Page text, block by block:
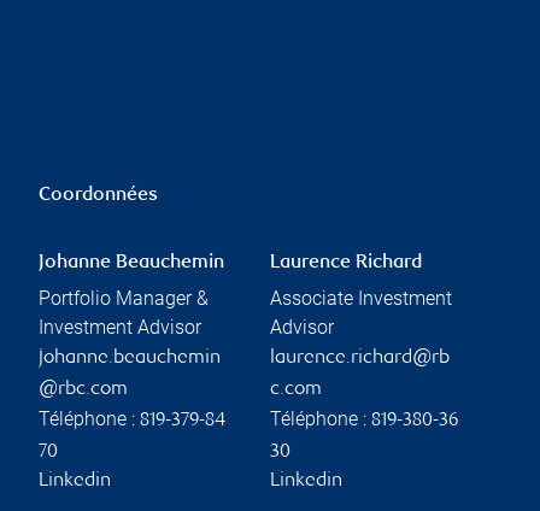
Coordonnées
Johanne Beauchemin
Portfolio Manager &
Investment Advisor
johanne.beauchemin
@rbc.com
Téléphone : 819-379-84
70
Linkedin
Laurence Richard
Associate Investment
Advisor
laurence.richard@rb
c.com
Téléphone : 819-380-36
30
Linkedin